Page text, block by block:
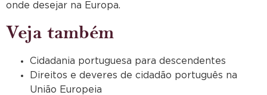
onde desejar na Europa.
Veja também
Cidadania portuguesa para descendentes
Direitos e deveres de cidadão português na
União Europeia